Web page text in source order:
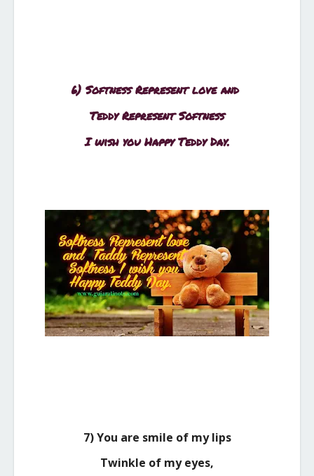
6) Softness Represent love and
Teddy Represent Softness
I wish you Happy Teddy Day.
7) You are smile of my lips
Twinkle of my eyes,